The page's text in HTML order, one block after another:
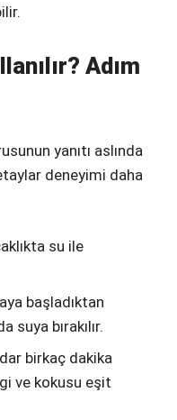
Adım
yanıtı aslında
deneyimi daha
su ile
başladıktan
bırakılır.
birkaç dakika
ve kokusu eşit